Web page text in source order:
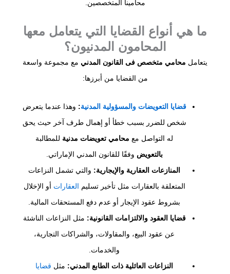
محامينا المتخصصين.
ما هي أنواع القضايا التي يتعامل معها
المحامون المدنيون؟
يتعامل محامي متخصص فى القانون المدني مع مجموعة واسعة
من القضايا من أبرزها:
قضايا التعويضات والمسؤولية المدنية: وهذا عندما يتعرض
شخص للضرر بسبب خطأ أو إهمال طرف آخر حيث يحق
له التواصل مع محامي تعويضات مدنية للمطالبة
بالتعويض وفقًا للقانون المدني الإماراتي.
المنازعات العقارية والإيجارية: والتي تشمل النزاعات
المتعلقة بالعقارات مثل تأخير تسليم العقارات أو الإخلال
بشروط عقود الإيجار أو عدم دفع المستحقات المالية.
قضايا العقود والالتزامات القانونية: مثل النزاعات الناشئة
عن عقود البيع، والمقاولات، والشراكات التجارية،
والخدمات.
النزاعات العائلية ذات الطابع المدني: مثل قضايا